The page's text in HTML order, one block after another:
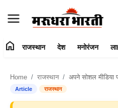
संपर्क करें
home राजस्थान देश मनोरंजन
Home राजस्थान अपने सोशल मीडिया प्रोफाइल की तरह
Article राजस्थान